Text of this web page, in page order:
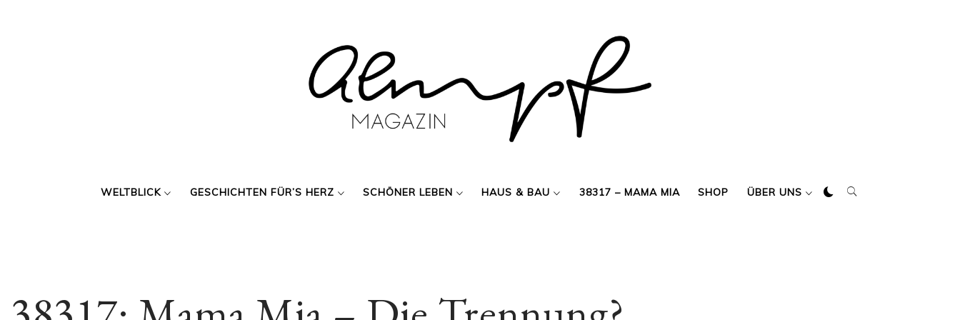
WELTBLICK GESCHICHTEN FÜR’S HERZ SCHÖNER LEBEN HAUS & BAU 38317 – MAMA MIA SHOP ÜBER UNS